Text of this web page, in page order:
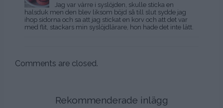
Jag var värre i syslöjden, skulle sticka en
halsduk men den blev liksom böjd så till slut sydde jag
ihop sidorna och sa att jag stickat en korv och att det var
med flit, stackars min syslöjdlärare, hon hade det inte lätt.
Comments are closed.
Rekommenderade inlägg